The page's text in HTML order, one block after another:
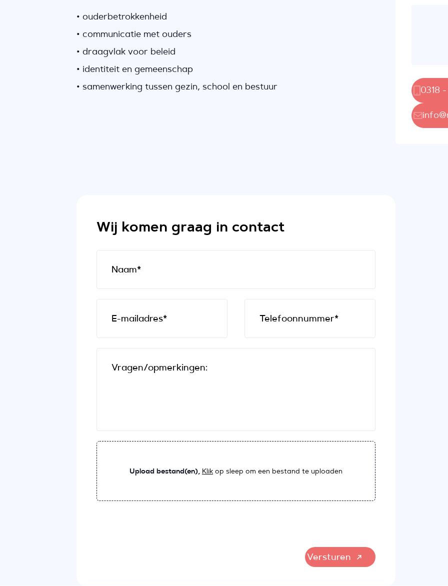
• ouderbetrokkenheid
• communicatie met ouders
• draagvlak voor beleid
• identiteit en gemeenschap
• samenwerking tussen gezin, school en bestuur
Wij komen graag in contact
Naam*
E-mailadres* Telefoonnummer*
Vragen/opmerkingen:
Upload bestand(en), Klik op sleep om een bestand te uploaden
Versturen
0318